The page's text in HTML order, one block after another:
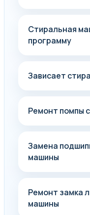
Стиральная
программу
Зависает
Ремонт помпы
Замена
машины
Ремонт замка
машины